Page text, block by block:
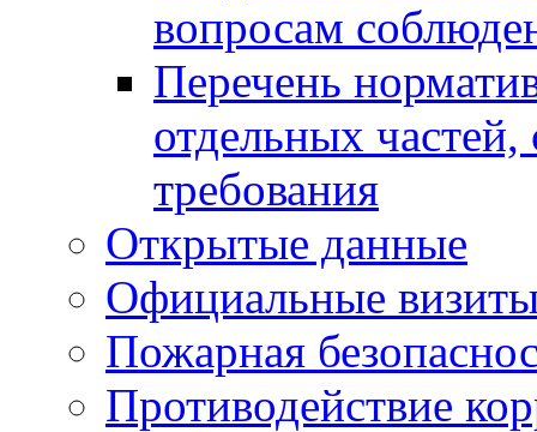
вопросам
Перечень
отдельных
требования
Открытые данные
Официальные
Пожарная
Противодействие